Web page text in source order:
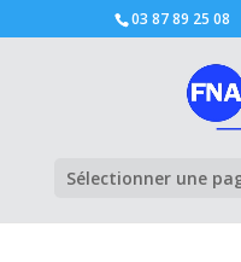
03 87 89 25 08
Sélectionner une